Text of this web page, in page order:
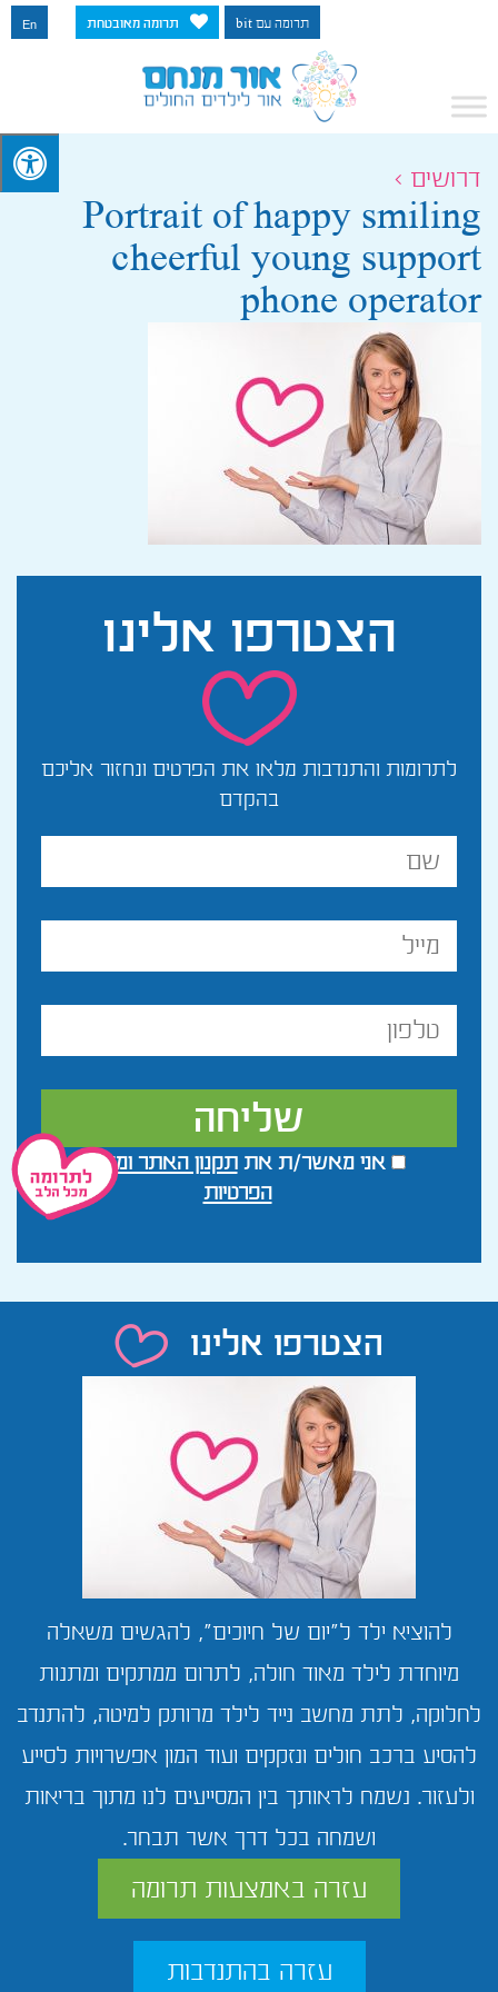
תרומה עם bit תרומה מאובטחת En
דרושים >
Portrait of happy smiling
cheerful young support
phone operator
הצטרפו אלינו
לתרומות והתנדבות מלאו את הפרטים ונחזור אליכם
בהקדם
אני מאשר/ת אתתקנון האתר ומדיניות
הפרטיות
הצטרפו אלינו
להוציא ילד ל"יום של חיוכים", להגשים משאלה
מיוחדת לילד מאוד חולה, לתרום ממתקים ומתנות
לחלוקה, לתת מחשב נייד לילד מרותק למיטה, להתנדב
להסיע ברכב חולים ונזקקים ועוד המון אפשרויות לסייע
ולעזור. נשמח לראותך בין המסייעים לנו מתוך בריאות
ושמחה בכל דרך אשר תבחר.
עזרה באמצעות תרומה
עזרה בהתנדבות